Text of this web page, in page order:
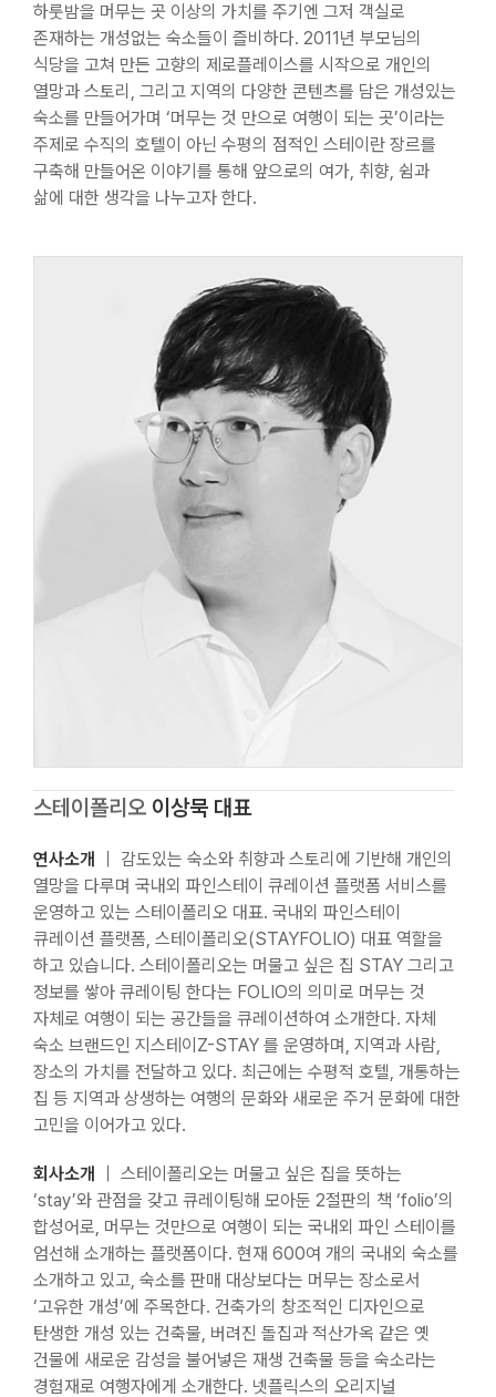
하룻밤을 머무는 곳 이상의 가치를 주기엔 그저 객실로
존재하는 개성없는 숙소들이 즐비하다. 2011년 부모님의
식당을 고쳐 만든 고향의 제로플레이스를 시작으로 개인의
열망과 스토리, 그리고 지역의 다양한 콘텐츠를 담은 개성있는
숙소를 만들어가며 ‘머무는 것 만으로 여행이 되는 곳’이라는
주제로 수직의 호텔이 아닌 수평의 점적인 스테이란 장르를
구축해 만들어온 이야기를 통해 앞으로의 여가, 취향, 쉼과
삶에 대한 생각을 나누고자 한다.
스테이폴리오 이상묵 대표
연사소개
｜ 감도있는 숙소와 취향과 스토리에 기반해 개인의
열망을 다루며 국내외 파인스테이 큐레이션 플랫폼 서비스를
운영하고 있는 스테이폴리오 대표. 국내외 파인스테이
큐레이션 플랫폼, 스테이폴리오(STAYFOLIO) 대표 역할을
하고 있습니다. 스테이폴리오는 머물고 싶은 집 STAY 그리고
정보를 쌓아 큐레이팅 한다는 FOLIO의 의미로 머무는 것
자체로 여행이 되는 공간들을 큐레이션하여 소개한다. 자체
숙소 브랜드인 지스테이Z-STAY 를 운영하며, 지역과 사람,
장소의 가치를 전달하고 있다. 최근에는 수평적 호텔, 개통하는
집 등 지역과 상생하는 여행의 문화와 새로운 주거 문화에 대한
고민을 이어가고 있다.
회사소개
｜ 스테이폴리오는 머물고 싶은 집을 뜻하는
‘stay’와 관점을 갖고 큐레이팅해 모아둔 2절판의 책 ‘folio’의
합성어로, 머무는 것만으로 여행이 되는 국내외 파인 스테이를
엄선해 소개하는 플랫폼이다. 현재 600여 개의 국내외 숙소를
소개하고 있고, 숙소를 판매 대상보다는 머무는 장소로서
‘고유한 개성’에 주목한다. 건축가의 창조적인 디자인으로
탄생한 개성 있는 건축물, 버려진 돌집과 적산가옥 같은 옛
건물에 새로운 감성을 불어넣은 재생 건축물 등을 숙소라는
경험재로 여행자에게 소개한다. 넷플릭스의 오리지널